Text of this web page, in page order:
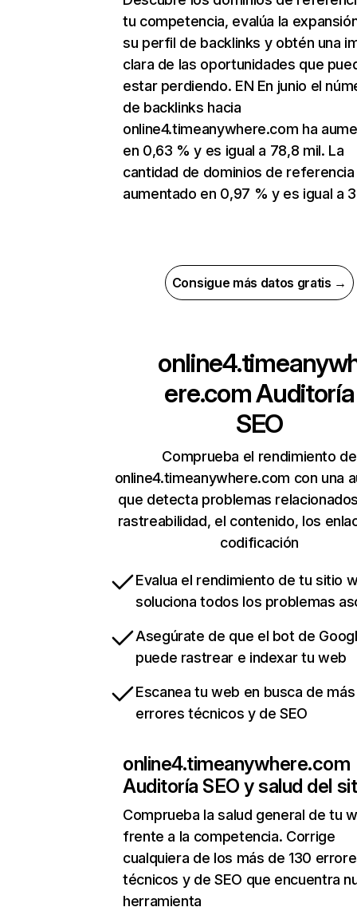
tu competencia, evalúa la
su perfil de backlinks y obtén una
clara de las oportunidades que
estar perdiendo. EN En junio el
de backlinks hacia
online4.timeanywhere.com ha
en 0,63 % y es igual a 78,8 mil. La
cantidad de dominios de referencia
aumentado en 0,97 % y es igual a
Consigue más datos gratis →
ere.comAuditoría
SEO
Comprueba el rendimiento de
online4.timeanywhere.com con una
que detecta problemas
rastreabilidad, el contenido, los
codificación
Evalua el rendimiento de tu sitio
soluciona todos los problemas
Asegúrate de que el bot de
puede rastrear e indexar tu web
Escanea tu web en busca de
errores técnicos y de SEO
online4.timeanywhere.com
Auditoría SEO y salud del
Comprueba la salud general de tu
frente a la competencia. Corrige
cualquiera de los más de 130
técnicos y de SEO que encuentra
herramienta